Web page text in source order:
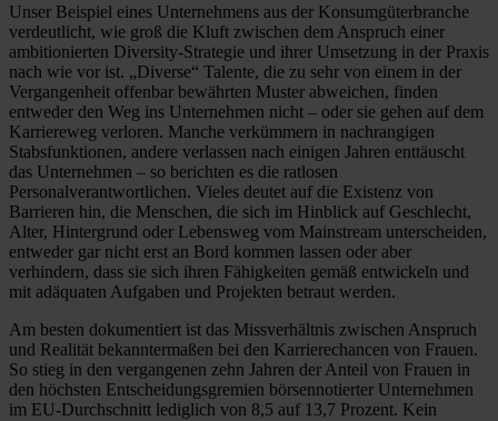
Unser Beispiel eines Unternehmens aus der Konsumgüterbranche
verdeutlicht, wie groß die Kluft zwischen dem Anspruch einer
ambitionierten Diversity-Strategie und ihrer Umsetzung in der Praxis
nach wie vor ist. „Diverse“ Talente, die zu sehr von einem in der
Vergangenheit offenbar bewährten Muster abweichen, finden
entweder den Weg ins Unternehmen nicht – oder sie gehen auf dem
Karriereweg verloren. Manche verkümmern in nachrangigen
Stabsfunktionen, andere verlassen nach einigen Jahren enttäuscht
das Unternehmen – so berichten es die ratlosen
Personalverantwortlichen. Vieles deutet auf die Existenz von
Barrieren hin, die Menschen, die sich im Hinblick auf Geschlecht,
Alter, Hintergrund oder Lebensweg vom Mainstream unterscheiden,
entweder gar nicht erst an Bord kommen lassen oder aber
verhindern, dass sie sich ihren Fähigkeiten gemäß entwickeln und
mit adäquaten Aufgaben und Projekten betraut werden.
Am besten dokumentiert ist das Missverhältnis zwischen Anspruch
und Realität bekanntermaßen bei den Karrierechancen von Frauen.
So stieg in den vergangenen zehn Jahren der Anteil von Frauen in
den höchsten Entscheidungsgremien börsennotierter Unternehmen
im EU-Durchschnitt lediglich von 8,5 auf 13,7 Prozent. Kein